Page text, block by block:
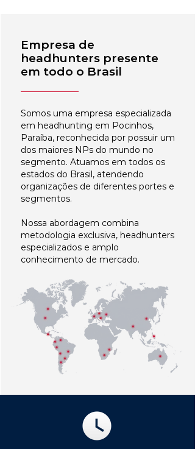
Empresa de
headhunters presente
em todo o Brasil
Somos uma empresa especializada
em headhunting em Pocinhos,
Paraíba, reconhecida por possuir um
dos maiores NPs do mundo no
segmento. Atuamos em todos os
estados do Brasil, atendendo
organizações de diferentes portes e
segmentos.
Nossa abordagem combina
metodologia exclusiva, headhunters
especializados e amplo
conhecimento de mercado.